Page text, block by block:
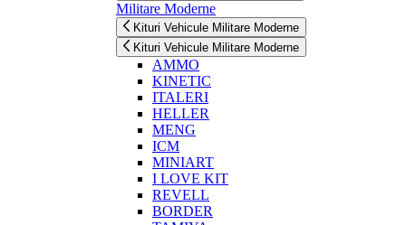
Militare Moderne
Kituri Vehicule Militare Moderne
Kituri Vehicule Militare Moderne
AMMO
KINETIC
ITALERI
HELLER
MENG
ICM
MINIART
I LOVE KIT
REVELL
BORDER